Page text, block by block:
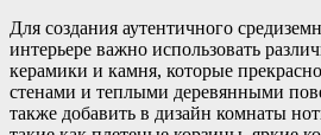
Для создания аутентичного
интерьере важно использовать
керамики и камня, которые
стенами и теплыми деревянными
также добавить в дизайн комнаты